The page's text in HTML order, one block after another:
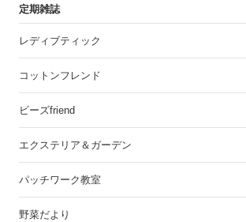
定期雑誌
レディブティック
コットンフレンド
ビーズfriend
エクステリア＆ガーデン
パッチワーク教室
野菜だより